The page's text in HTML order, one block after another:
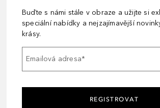
Buďte s námi stále v obraze a užijte si
speciální nabídky a nejzajímavější
krásy.
Emailová adresa*
REGISTROVAT